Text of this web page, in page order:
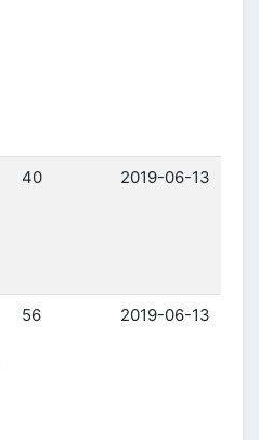
40 2019-06-13
56 2019-06-13